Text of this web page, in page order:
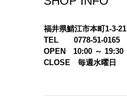
福井県鯖江市本町1-3-21
TEL 0778-51-0165
OPEN 10:00 ～ 19:30
CLOSE 毎週水曜日